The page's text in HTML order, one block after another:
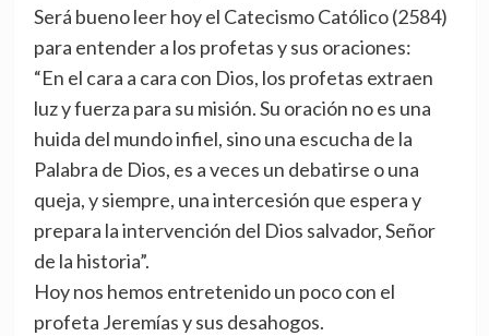
Será bueno leer hoy el Catecismo Católico (2584)
para entender a los profetas y sus oraciones:
“En el cara a cara con Dios, los profetas extraen
luz y fuerza para su misión. Su oración no es una
huida del mundo infiel, sino una escucha de la
Palabra de Dios, es a veces un debatirse o una
queja, y siempre, una intercesión que espera y
prepara la intervención del Dios salvador, Señor
de la historia”.
Hoy nos hemos entretenido un poco con el
profeta Jeremías y sus desahogos.